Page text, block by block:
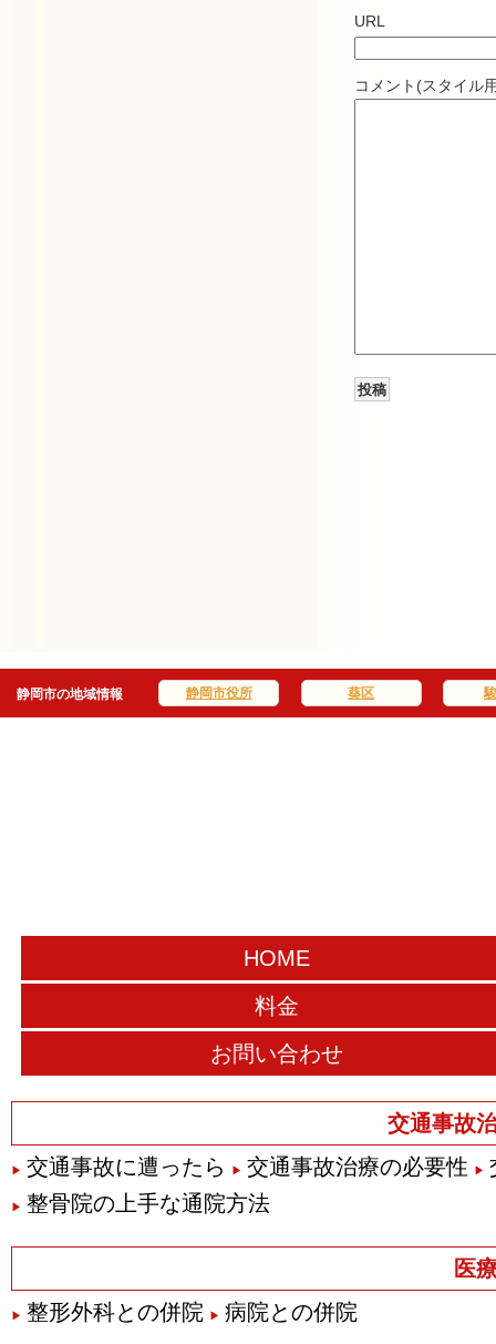
URL
コメント(スタイル
静岡市の地域情報 静岡市役所 葵区
HOME
料金
お問い合わせ
交通事故
交通事故に遭ったら
交通事故治療の必要性
整骨院の上手な通院方法
医
整形外科との併院
病院との併院